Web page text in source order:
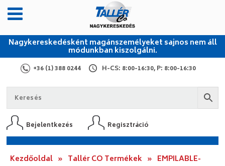
Nagykereskedésként magánszemélyeket sajnos nem áll
módunkban kiszolgálni.
+36 (1) 388 0244 H-CS: 8:00-16:30, P: 8:00-16:30
Bejelentkezés Regisztráció
Kezdőoldal » Tallér CO Termékek » EMPILABLE-